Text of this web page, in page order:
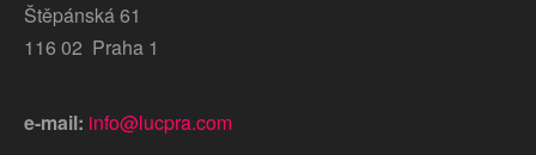
Štěpánská 61
116 02 Praha 1
e-mail: info@lucpra.com